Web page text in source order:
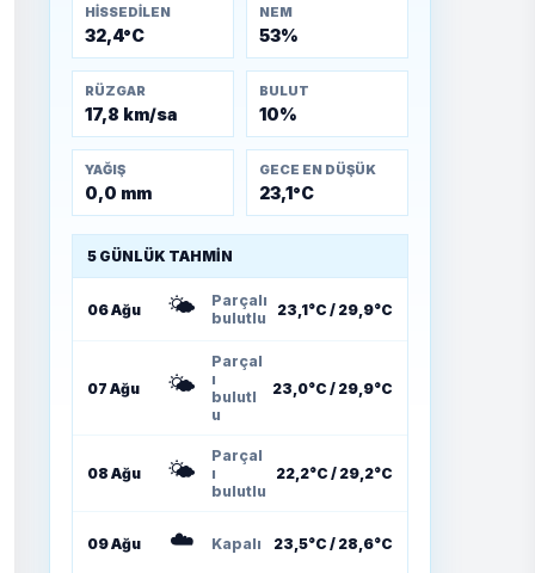
HISSEDILEN
32,4°C
NEM
53%
RÜZGAR
17,8 km/sa
BULUT
10%
YAĞIŞ
0,0 mm
GECE EN DÜŞÜK
23,1°C
5 GÜNLÜK TAHMIN
06 Ağu 🌤️
Parçalı
bulutlu
23,1°C / 29,9°C
07 Ağu 🌤️
Parçal
ı
bulutl
u
23,0°C / 29,9°C
08 Ağu 🌤️
Parçal
ı
bulutlu
22,2°C / 29,2°C
09 Ağu ☁️ Kapalı 23,5°C / 28,6°C